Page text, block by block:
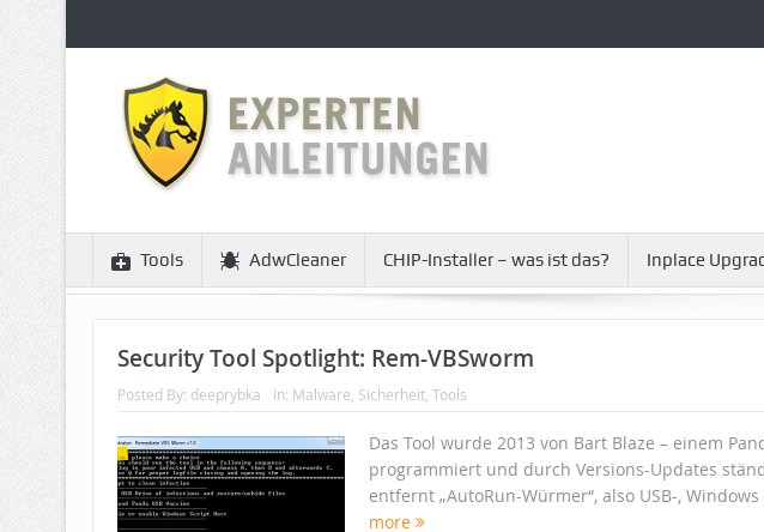
Tools AdwCleaner CHIP-Installer – was ist das? Inplace
Security Tool Spotlight: Rem-VBSworm
Posted By: deeprybka In: Malware Sicherheit, Tools
Das Tool wurde 2013 von Bart Blaze – einem
programmiert und durch Versions-Updates
entfernt „AutoRun-Würmer“, also USB-,
more